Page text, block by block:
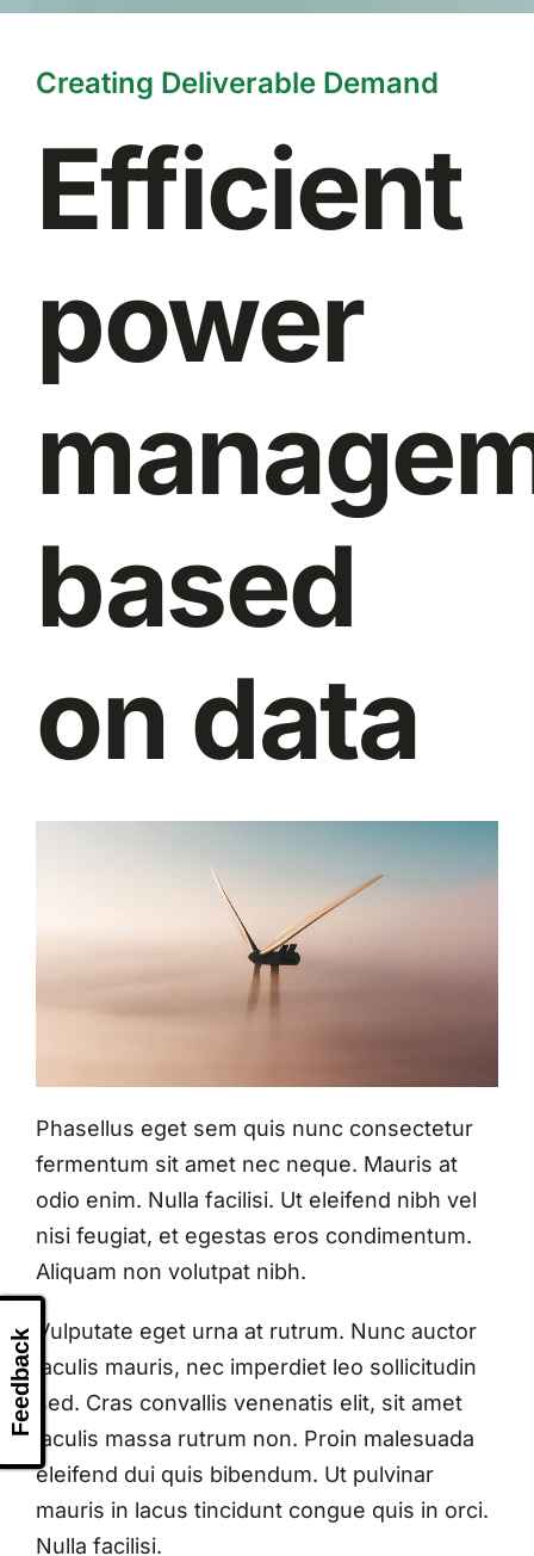
Creating Deliverable Demand
Efficient
power
based
on data
Phasellus eget sem quis nunc consectetur
fermentum sit amet nec neque. Mauris at
odio enim. Nulla facilisi. Ut eleifend nibh vel
nisi feugiat, et egestas eros condimentum.
Aliquam non volutpat nibh.
Vulputate eget urna at rutrum. Nunc auctor
iaculis mauris, nec imperdiet leo sollicitudin
sed. Cras convallis venenatis elit, sit amet
iaculis massa rutrum non. Proin malesuada
eleifend dui quis bibendum. Ut pulvinar
mauris in lacus tincidunt congue quis in orci.
Nulla facilisi.
Feedback